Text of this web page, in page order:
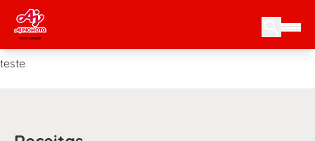
Skip to content
teste